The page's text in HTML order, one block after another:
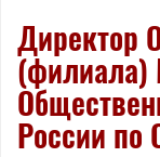
Директор
России по